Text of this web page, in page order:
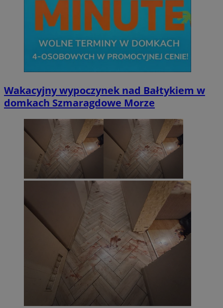
Wakacyjny wypoczynek nad Bałtykiem w
domkach Szmaragdowe Morze